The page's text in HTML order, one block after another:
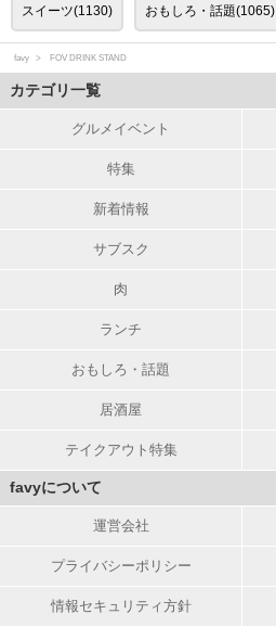
スイーツ(1130) おもしろ・話題(1065)
favy FOV DRINK STAND
カテゴリ一覧
グルメイベント
特集
新着情報
サブスク
肉
ランチ
おもしろ・話題
居酒屋
テイクアウト特集
favyについて
運営会社
プライバシーポリシー
情報セキュリティ方針